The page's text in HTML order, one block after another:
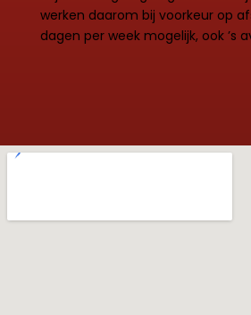
werken daarom bij voorkeur op
dagen per week mogelijk, ook ’s